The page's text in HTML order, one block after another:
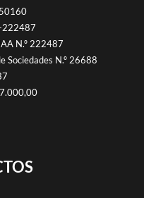
222487
N.º 222487
Sociedades N.º 26688